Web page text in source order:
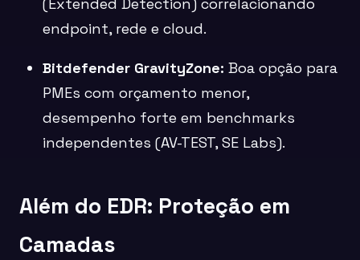
endpoint, rede e cloud.
Bitdefender GravityZone: Boa opção para
PMEs com orçamento menor,
desempenho forte em benchmarks
independentes (AV-TEST, SE Labs).
Além do EDR: Proteção em
Camadas